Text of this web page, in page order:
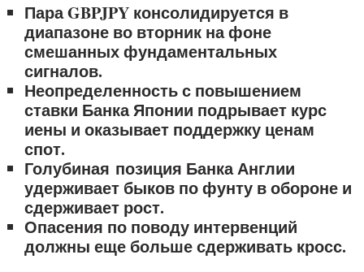
Пара GBPJPY консолидируется в
диапазоне во вторник на фоне
смешанных фундаментальных
сигналов.
Неопределенность с повышением
ставки Банка Японии подрывает курс
иены и оказывает поддержку ценам
спот.
Голубиная позиция Банка Англии
удерживает быков по фунту в обороне и
сдерживает рост.
Опасения по поводу интервенций
должны еще больше сдерживать кросс.